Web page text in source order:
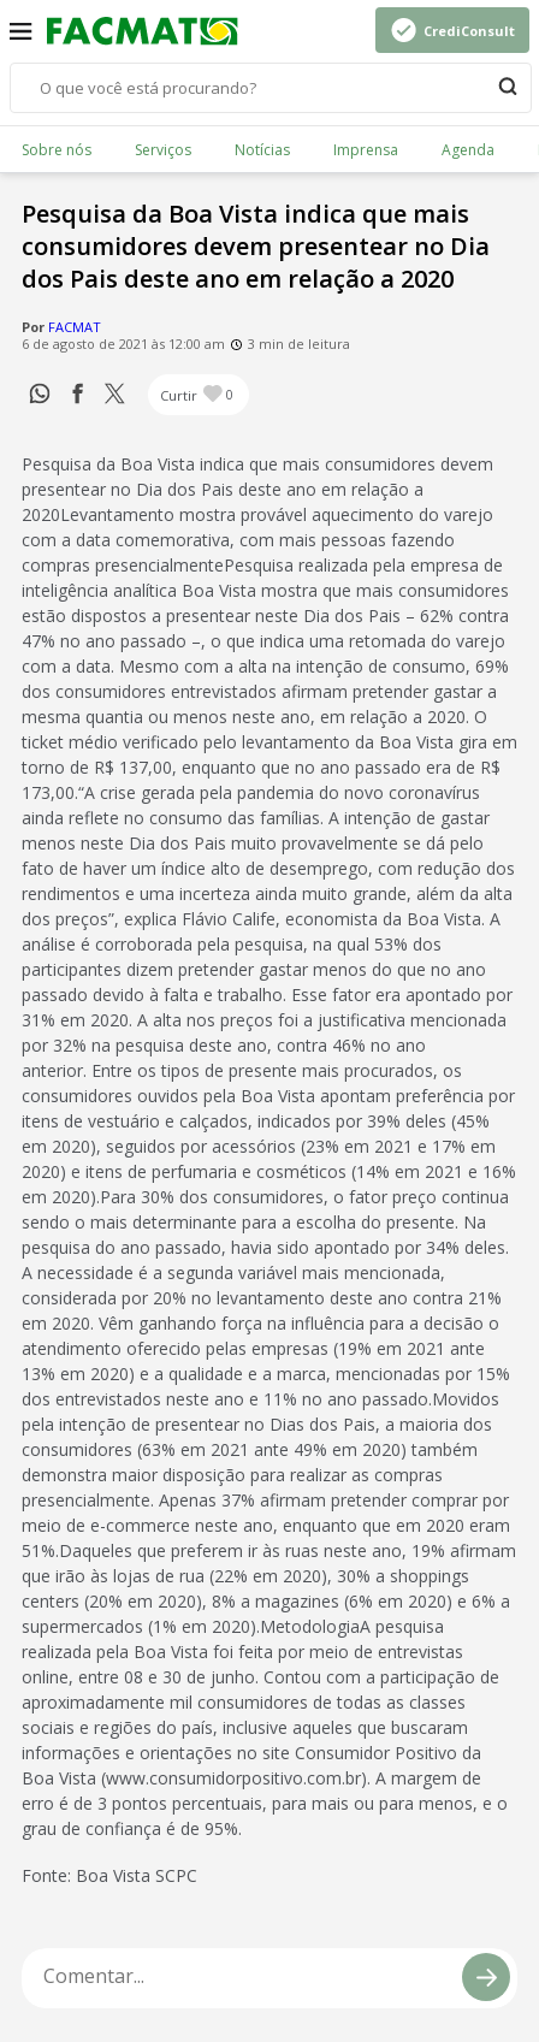
CrediConsult
Sobre nós Serviços Notícias Imprensa Agenda
Pesquisa da Boa Vista indica que mais
consumidores devem presentear no Dia
dos Pais deste ano em relação a 2020
Por FACMAT
6 de agosto de 2021 às 12:00 am
3 min de leitura
Curtir 0
Pesquisa da Boa Vista indica que mais consumidores devem
presentear no Dia dos Pais deste ano em relação a
2020Levantamento mostra provável aquecimento do varejo
com a data comemorativa, com mais pessoas fazendo
compras presencialmentePesquisa realizada pela empresa de
inteligência analítica Boa Vista mostra que mais consumidores
estão dispostos a presentear neste Dia dos Pais – 62% contra
47% no ano passado –, o que indica uma retomada do varejo
com a data. Mesmo com a alta na intenção de consumo, 69%
dos consumidores entrevistados afirmam pretender gastar a
mesma quantia ou menos neste ano, em relação a 2020. O
ticket médio verificado pelo levantamento da Boa Vista gira em
torno de R$ 137,00, enquanto que no ano passado era de R$
173,00.“A crise gerada pela pandemia do novo coronavírus
ainda reflete no consumo das famílias. A intenção de gastar
menos neste Dia dos Pais muito provavelmente se dá pelo
fato de haver um índice alto de desemprego, com redução dos
rendimentos e uma incerteza ainda muito grande, além da alta
dos preços”, explica Flávio Calife, economista da Boa Vista. A
análise é corroborada pela pesquisa, na qual 53% dos
participantes dizem pretender gastar menos do que no ano
passado devido à falta e trabalho. Esse fator era apontado por
31% em 2020. A alta nos preços foi a justificativa mencionada
por 32% na pesquisa deste ano, contra 46% no ano
anterior. Entre os tipos de presente mais procurados, os
consumidores ouvidos pela Boa Vista apontam preferência por
itens de vestuário e calçados, indicados por 39% deles (45%
em 2020), seguidos por acessórios (23% em 2021 e 17% em
2020) e itens de perfumaria e cosméticos (14% em 2021 e 16%
em 2020).Para 30% dos consumidores, o fator preço continua
sendo o mais determinante para a escolha do presente. Na
pesquisa do ano passado, havia sido apontado por 34% deles.
A necessidade é a segunda variável mais mencionada,
considerada por 20% no levantamento deste ano contra 21%
em 2020. Vêm ganhando força na influência para a decisão o
atendimento oferecido pelas empresas (19% em 2021 ante
13% em 2020) e a qualidade e a marca, mencionadas por 15%
dos entrevistados neste ano e 11% no ano passado.Movidos
pela intenção de presentear no Dias dos Pais, a maioria dos
consumidores (63% em 2021 ante 49% em 2020) também
demonstra maior disposição para realizar as compras
presencialmente. Apenas 37% afirmam pretender comprar por
meio de e-commerce neste ano, enquanto que em 2020 eram
51%.Daqueles que preferem ir às ruas neste ano, 19% afirmam
que irão às lojas de rua (22% em 2020), 30% a shoppings
centers (20% em 2020), 8% a magazines (6% em 2020) e 6% a
supermercados (1% em 2020).MetodologiaA pesquisa
realizada pela Boa Vista foi feita por meio de entrevistas
online, entre 08 e 30 de junho. Contou com a participação de
aproximadamente mil consumidores de todas as classes
sociais e regiões do país, inclusive aqueles que buscaram
informações e orientações no site Consumidor Positivo da
Boa Vista (www.consumidorpositivo.com.br). A margem de
erro é de 3 pontos percentuais, para mais ou para menos, e o
grau de confiança é de 95%.
Fonte: Boa Vista SCPC